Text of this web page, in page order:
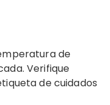
de
Verifique
de cuidados